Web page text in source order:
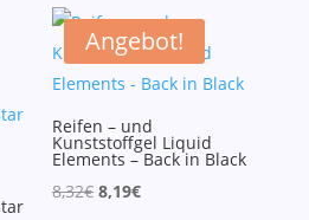
Angebot!
Reifen – und
Kunststoffgel Liquid
Elements – Back in Black
8,32€ Ursprünglicher
8,19€Aktueller